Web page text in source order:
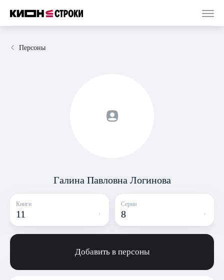
Персоны
Галина Павловна Логинова
Книги
11
Серии
8
Добавить в персоны